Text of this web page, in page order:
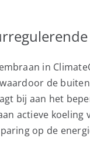
in
de
bij aan het
actieve
op de